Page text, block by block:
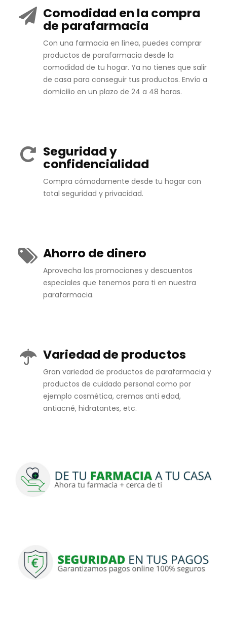
Comodidad en la compra
de parafarmacia
Con una farmacia en línea, puedes comprar
productos de parafarmacia desde la
comodidad de tu hogar. Ya no tienes que salir
de casa para conseguir tus productos. Envío a
domicilio en un plazo de 24 a 48 horas.
Seguridad y
confidencialidad
Compra cómodamente desde tu hogar con
total seguridad y privacidad.
Ahorro de dinero
Aprovecha las promociones y descuentos
especiales que tenemos para ti en nuestra
parafarmacia.
Variedad de productos
Gran variedad de productos de parafarmacia y
productos de cuidado personal como por
ejemplo cosmética, cremas anti edad,
antiacné, hidratantes, etc.